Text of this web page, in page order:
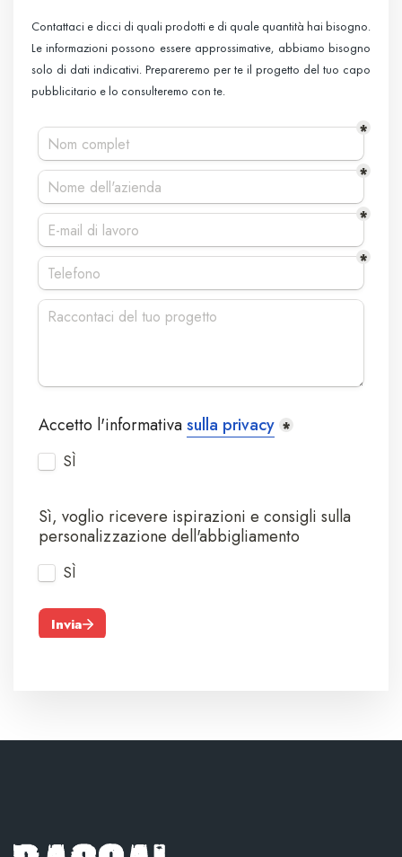
Contattaci e dicci di quali prodotti e di quale quantità hai bisogno.
Le informazioni possono essere approssimative, abbiamo bisogno
solo di dati indicativi. Prepareremo per te il progetto del tuo capo
pubblicitario e lo consulteremo con te.